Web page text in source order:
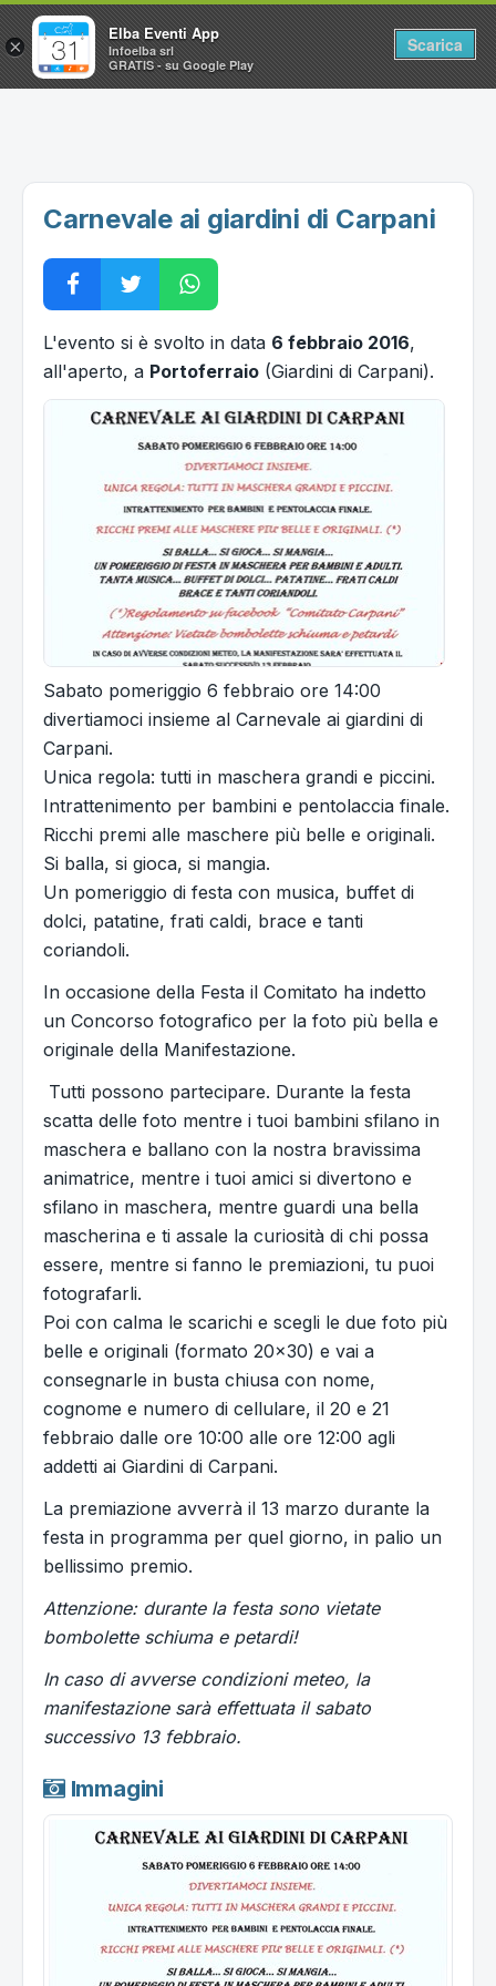
Home
Vacanze all'Isola d'Elba
Carnevale ai giardini di Carpani
L'evento si è svolto in data 6 febbraio 2016,
all'aperto, a Portoferraio (Giardini di Carpani).
Sabato pomeriggio 6 febbraio ore 14:00
divertiamoci insieme al Carnevale ai giardini di
Carpani.
Unica regola: tutti in maschera grandi e piccini.
Intrattenimento per bambini e pentolaccia finale.
Ricchi premi alle maschere più belle e originali.
Si balla, si gioca, si mangia.
Un pomeriggio di festa con musica, buffet di
dolci, patatine, frati caldi, brace e tanti
coriandoli.
In occasione della Festa il Comitato ha indetto
un Concorso fotografico per la foto più bella e
originale della Manifestazione.
Tutti possono partecipare. Durante la festa
scatta delle foto mentre i tuoi bambini sfilano in
maschera e ballano con la nostra bravissima
animatrice, mentre i tuoi amici si divertono e
sfilano in maschera, mentre guardi una bella
mascherina e ti assale la curiosità di chi possa
essere, mentre si fanno le premiazioni, tu puoi
fotografarli.
Poi con calma le scarichi e scegli le due foto più
belle e originali (formato 20x30) e vai a
consegnarle in busta chiusa con nome,
cognome e numero di cellulare, il 20 e 21
febbraio dalle ore 10:00 alle ore 12:00 agli
addetti ai Giardini di Carpani.
La premiazione avverrà il 13 marzo durante la
festa in programma per quel giorno, in palio un
bellissimo premio.
Attenzione: durante la festa sono vietate
bombolette schiuma e petardi!
In caso di avverse condizioni meteo, la
manifestazione sarà effettuata il sabato
successivo 13 febbraio.
Immagini
×
Elba Eventi App
Infoelba srl
GRATIS - su Google Play
Scarica